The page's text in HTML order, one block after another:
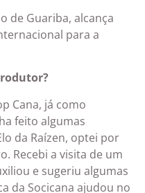
de Guariba, alcança
para a
Cana, já como
feito algumas
da Raízen, optei por
Recebi a visita de um
e sugeriu algumas
da Socicana ajudou no